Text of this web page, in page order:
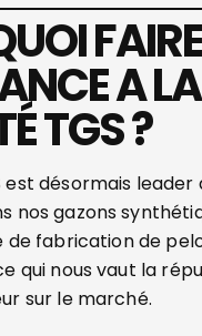
FAIRE
A LA
TGS ?
est désormais leader
nos gazons
de fabrication de
qui nous vaut la
sur le marché.